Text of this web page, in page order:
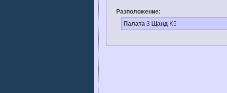
Разположение:
Палата 3 Щанд K5